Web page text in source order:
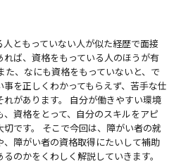
ともっていない人が似た経歴で面接
れば、資格をもっている人のほうが有
た、なにも資格をもっていないと、で
事を正しくわかってもらえず、苦手な仕
れがあります。 自分が働きやすい環境
、資格をとって、自分のスキルをアピ
切です。 そこで今回は、障がい者の就
、障がい者の資格取得にたいして補助
のかをくわしく解説していきます。